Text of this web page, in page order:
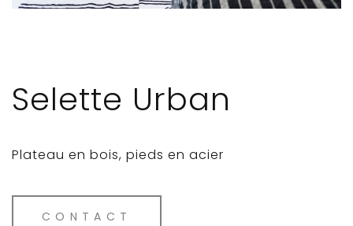
Selette Urban
Plateau en bois, pieds en acier
CONTACT